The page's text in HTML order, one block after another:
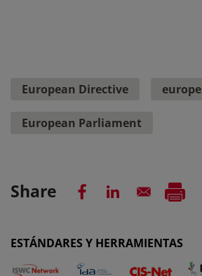
European Directive europe
European Parliament
Share
ESTÁNDARES Y HERRAMIENTAS